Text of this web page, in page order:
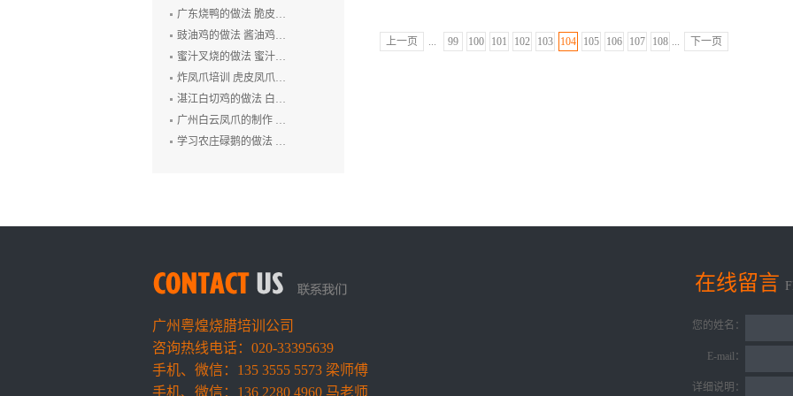
广东烧鸭的做法 脆皮烧鸭培训 广州烤鸭技术培训 烧腊培训
豉油鸡的做法 酱油鸡的制作方法 玫瑰露豉油鸡培训
蜜汁叉烧的做法 蜜汁叉烧的制作方法 叉烧肉培训 烧排骨培训
炸凤爪培训 虎皮凤爪的做法 豉汁凤爪的制作 鲍汁凤爪培训
湛江白切鸡的做法 白切鸡培训 廉江白斩鸡培训 粤式烧卤技术培训
广州白云凤爪的制作 白云猪手的做法 广式烧卤培训
学习农庄碌鹅的做法 禄鹅的制作方法 碌鹅培训
上一页 ... 99 100 101 102 103 104 105 106 107 108 ... 下一页
广州粤煌烧腊培训公司
咨询热线电话：020-33395639
手机、微信：135 3555 5573 梁师傅
手机、微信：136 2280 4960 马老师
您的姓名：
E-mail：
详细说明：
在线留言